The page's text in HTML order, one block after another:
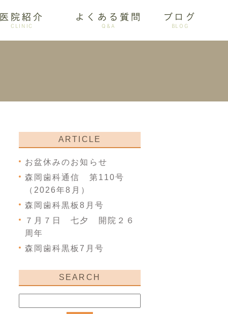
審美歯科
医院紹介
CLINIC
よくある質問
Q&A
ブログ
BLOG
ARTICLE
お盆休みのお知らせ
森岡歯科通信 第110号
（2026年8月）
森岡歯科黒板8月号
７月７日 七夕 開院２６
周年
森岡歯科黒板7月号
SEARCH